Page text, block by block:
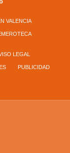
VALENCIA
LEGAL
PUBLICIDAD